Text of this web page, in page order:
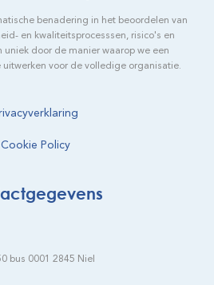
benadering in het beoordelen van
en kwaliteitsprocesssen, risico's en
uniek door de manier waarop we een
voor de volledige organisatie.
Cookie Policy
bus 0001 2845 Niel